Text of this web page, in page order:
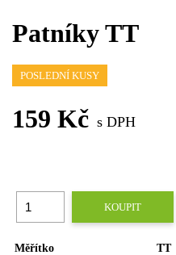
Patníky TT
POSLEDNÍ KUSY
159 Kč s DPH
KOUPIT
Měřítko
TT